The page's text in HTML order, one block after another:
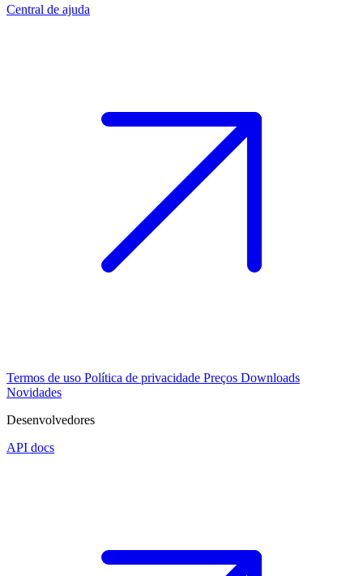
Central de ajuda
Termos de uso Política de privacidade Preços Downloads
Novidades
Desenvolvedores
API docs